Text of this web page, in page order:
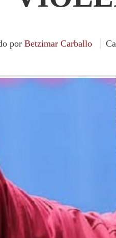
por Betzimar Carballo